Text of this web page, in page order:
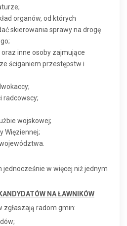
organów, od których
skierowania sprawy na drogę
inne osoby zajmujące
ściganiem przestępstw i
radcowscy;
wojskowej;
Więziennej;
jednocześnie w więcej niż jednym
NA ŁAWNIKÓW
zgłaszają radom gmin: